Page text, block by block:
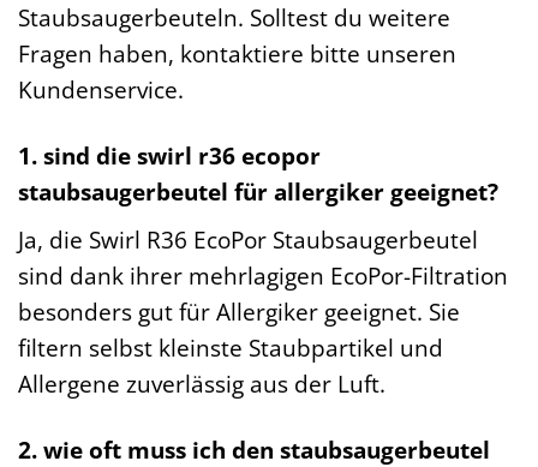
Staubsaugerbeuteln. Solltest du weitere
Fragen haben, kontaktiere bitte unseren
Kundenservice.
1. sind die swirl r36 ecopor
staubsaugerbeutel für allergiker geeignet?
Ja, die Swirl R36 EcoPor Staubsaugerbeutel
sind dank ihrer mehrlagigen EcoPor-Filtration
besonders gut für Allergiker geeignet. Sie
filtern selbst kleinste Staubpartikel und
Allergene zuverlässig aus der Luft.
2. wie oft muss ich den staubsaugerbeutel